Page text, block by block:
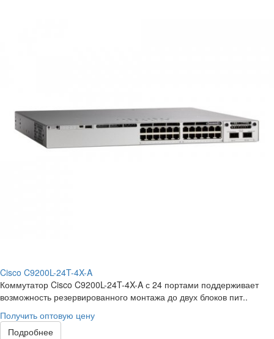
Cisco C9200L-24T-4X-A
Коммутатор Cisco C9200L-24T-4X-A с 24 портами поддерживает
возможность резервированного монтажа до двух блоков пит..
Получить оптовую цену
Подробнее